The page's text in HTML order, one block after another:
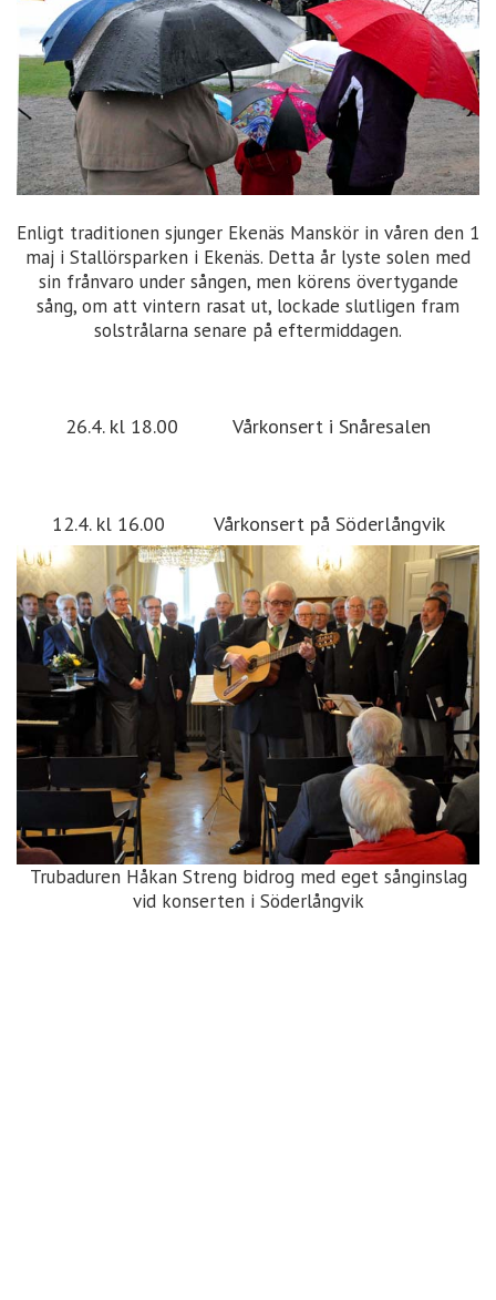
Enligt traditionen sjunger Ekenäs Manskör in våren den 1
maj i Stallörsparken i Ekenäs. Detta år lyste solen med
sin frånvaro under sången, men körens övertygande
sång, om att vintern rasat ut, lockade slutligen fram
solstrålarna senare på eftermiddagen.
26.4. kl 18.00 Vårkonsert i Snåresalen
12.4. kl 16.00 Vårkonsert på Söderlångvik
Trubaduren Håkan Streng bidrog med eget sånginslag
vid konserten i Söderlångvik